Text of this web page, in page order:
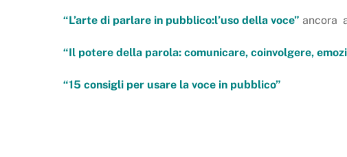
“L’arte di parlare in pubblico:l’uso della voce” ancora
“Il potere della parola: comunicare, coinvolgere,
“15 consigli per usare la voce in pubblico”